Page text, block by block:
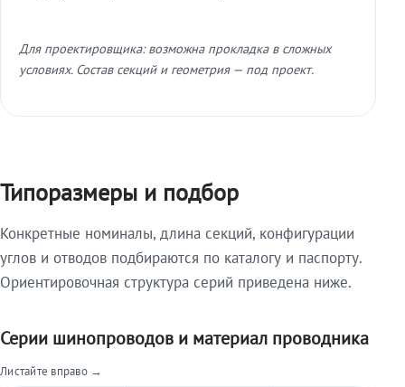
Для проектировщика: возможна прокладка в сложных
условиях. Состав секций и геометрия — под проект.
Типоразмеры и подбор
Конкретные номиналы, длина секций, конфигурации
углов и отводов подбираются по каталогу и паспорту.
Ориентировочная структура серий приведена ниже.
Серии шинопроводов и материал проводника
Листайте вправо →